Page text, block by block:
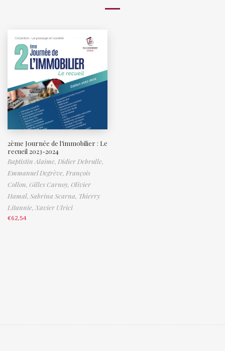
2ème Journée de l’immobilier : Le
recueil 2023-2024
Baptistin Alaime, Didier Debrulle,
Emmanuel Degrève, François
Collon, Gilles Carnoy, Olivier
Hamal, Sabrina Scarna, Thierry
Litannie, Xavier Ulrici
€62,54